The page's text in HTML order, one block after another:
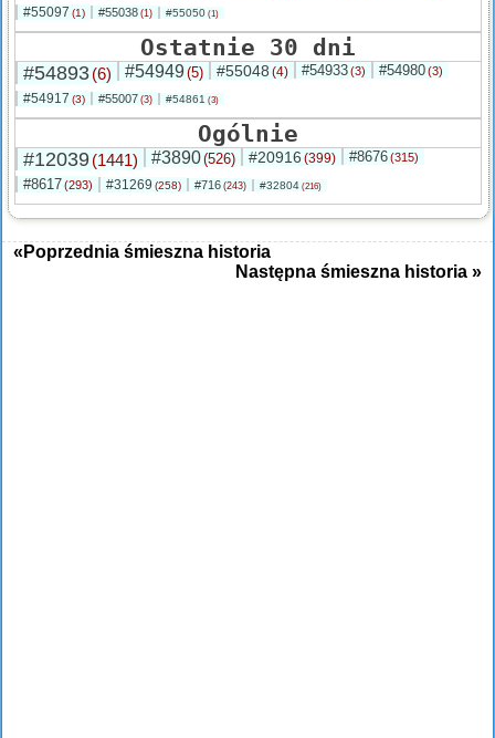
#55097 (1) #55038 (1) #55050 (1)
Ostatnie 30 dni
#54893(6) #54949(5) #55048 (4) #54933(3) #54980(3)
#54917 (3) #55007 (3) #54861 (3)
Ogólnie
#12039(1441) #3890(526) #20916 (399) #8676(315)
#8617(293) #31269 (258) #716 (243) #32804 (216)
«Poprzednia śmieszna historia
Następna śmieszna historia »